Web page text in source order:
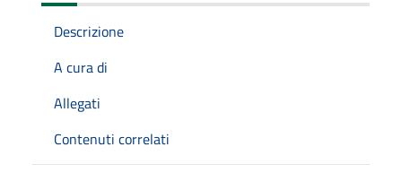
Descrizione
A cura di
Allegati
Contenuti correlati